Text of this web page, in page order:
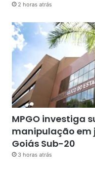
2 horas atrás
MPGO investiga
manipulação em
Goiás Sub-20
3 horas atrás